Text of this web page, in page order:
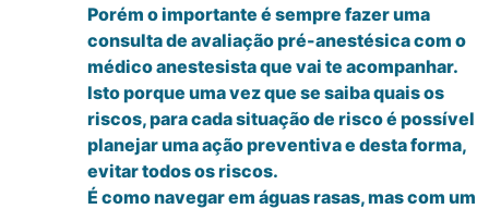
Porém o importante é sempre fazer uma
consulta de avaliação pré-anestésica com o
médico anestesista que vai te acompanhar.
Isto porque uma vez que se saiba quais os
riscos, para cada situação de risco é possível
planejar uma ação preventiva e desta forma,
evitar todos os riscos.
É como navegar em águas rasas, mas com um